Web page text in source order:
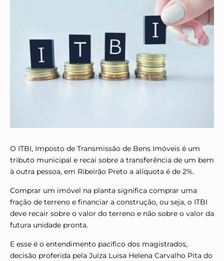
O ITBI, Imposto de Transmissão de Bens Imóveis é um
tributo municipal e recai sobre a transferência de um bem
à outra pessoa, em Ribeirão Preto a alíquota é de 2%.
Comprar um imóvel na planta significa comprar uma
fração de terreno e financiar a construção, ou seja, o ITBI
deve recair sobre o valor do terreno e não sobre o valor da
futura unidade pronta.
E esse é o entendimento pacífico dos magistrados,
decisão proferida pela Juíza Luisa Helena Carvalho Pita do